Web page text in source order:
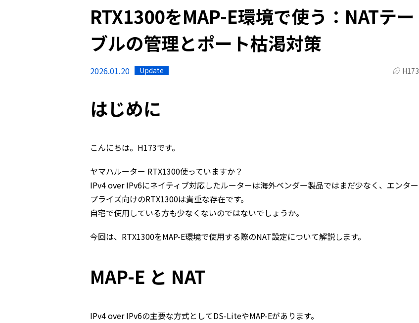
RTX1300をMAP-E環境で使う：NATテー
ブルの管理とポート枯渇対策
2026.01.20 Update H173
はじめに
こんにちは。H173です。
ヤマハルーター RTX1300使っていますか？
IPv4 over IPv6にネイティブ対応したルーターは海外ベンダー製品ではまだ少なく、エンター
プライズ向けのRTX1300は貴重な存在です。
自宅で使用している方も少なくないのではないでしょうか。
今回は、RTX1300をMAP-E環境で使用する際のNAT設定について解説します。
MAP-E と NAT
IPv4 over IPv6の主要な方式としてDS-LiteやMAP-Eがあります。